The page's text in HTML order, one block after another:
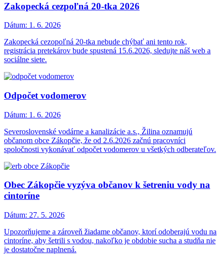
Zakopecká cezpoľná 20-tka 2026
Dátum: 1. 6. 2026
Zakopecká cezopoľná 20-tka nebude chýbať ani tento rok,
registrácia pretekárov bude spustená 15.6.2026, sledujte náš web a
sociálne siete.
Odpočet vodomerov
Dátum: 1. 6. 2026
Severoslovenské vodárne a kanalizácie a.s., Žilina oznamujú
občanom obce Zákopčie, že od 2.6.2026 začnú pracovníci
spoločnosti vykonávať odpočet vodomerov u všetkých odberateľov.
Obec Zákopčie vyzýva občanov k šetreniu vody na
cintoríne
Dátum: 27. 5. 2026
Upozorňujeme a zároveň žiadame občanov, ktorí odoberajú vodu na
cintoríne, aby šetrili s vodou, nakoľko je obdobie sucha a studňa nie
je dostatočne naplnená.